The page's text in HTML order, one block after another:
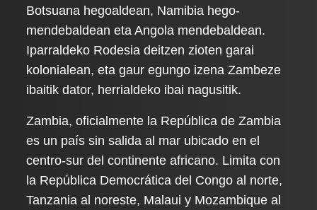
Botsuana hegoaldean, Namibia hego-
mendebaldean eta Angola mendebaldean.
Iparraldeko Rodesia deitzen zioten garai
kolonialean, eta gaur egungo izena Zambeze
ibaitik dator, herrialdeko ibai nagusitik.
Zambia, oficialmente la República de Zambia
es un país sin salida al mar ubicado en el
centro-sur del continente africano. Limita con
la República Democrática del Congo al norte,
Tanzania al noreste, Malaui y Mozambique al